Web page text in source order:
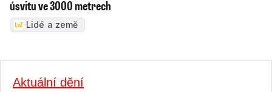
úsvitu ve 3000 metrech
Lidé a země
Aktuální dění